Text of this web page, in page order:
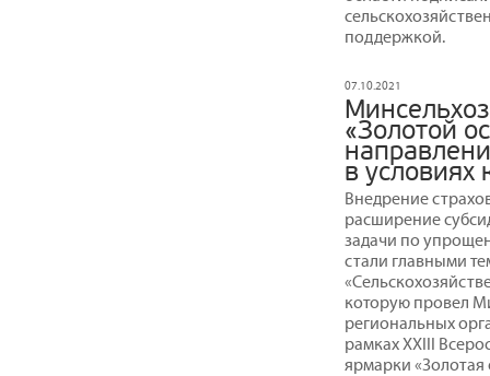
поддержкой.
07.10.2021
«Золотой
в условиях
Внедрение
расширение
задачи по
стали главными
которую провел
региональных
рамках XXIII
ярмарки «Золотая